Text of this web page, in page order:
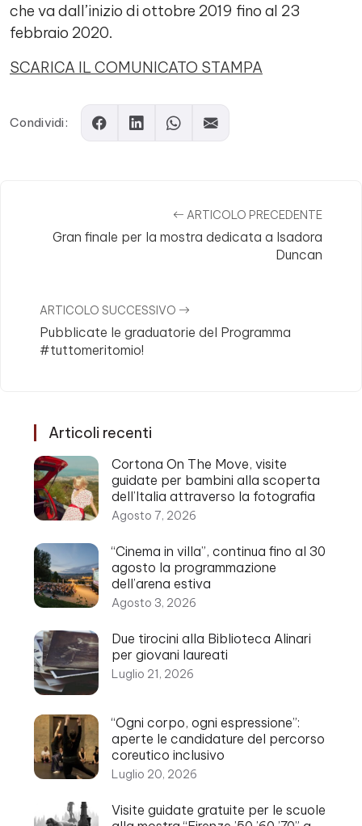
che va dall’inizio di ottobre 2019 fino al 23
febbraio 2020.
SCARICA IL COMUNICATO STAMPA
Condividi:
ARTICOLO PRECEDENTE
Gran finale per la mostra dedicata a Isadora
Duncan
ARTICOLO SUCCESSIVO
Pubblicate le graduatorie del Programma
#tuttomeritomio!
Articoli recenti
Cortona On The Move, visite
guidate per bambini alla scoperta
dell’Italia attraverso la fotografia
Agosto 7, 2026
“Cinema in villa”, continua fino al 30
agosto la programmazione
dell’arena estiva
Agosto 3, 2026
Due tirocini alla Biblioteca Alinari
per giovani laureati
Luglio 21, 2026
“Ogni corpo, ogni espressione”:
aperte le candidature del percorso
coreutico inclusivo
Luglio 20, 2026
Visite guidate gratuite per le scuole